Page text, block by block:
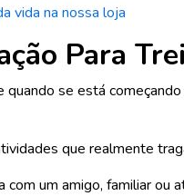
vida na nossa loja
Para
quando se está
que realmente
com um amigo, familiar